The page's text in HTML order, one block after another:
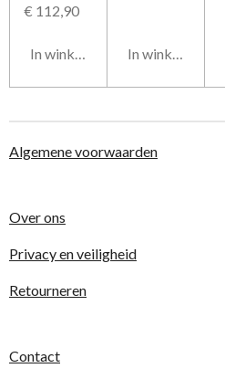
€ 112,90
In winkelwagen In winkelwagen
Algemene voorwaarden
Over ons
Privacy en veiligheid
Retourneren
Contact